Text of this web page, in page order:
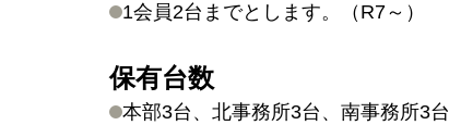
1会員2台までとします。（R7～）
保有台数
本部3台、北事務所3台、南事務所3台